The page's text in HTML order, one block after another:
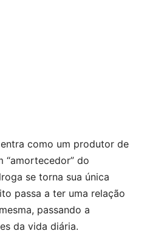
como um produtor de
“amortecedor” do
se torna sua única
passa a ter uma relação
passando a
da vida diária.